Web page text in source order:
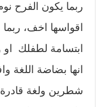
ربما يكون الفرح
اقواسها اخف،
ابتسامة لطفلك
انها بضاضة اللغة
شطرين ولغة